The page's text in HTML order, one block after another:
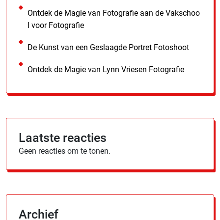
Ontdek de Magie van Fotografie aan de Vakschoo
l voor Fotografie
De Kunst van een Geslaagde Portret Fotoshoot
Ontdek de Magie van Lynn Vriesen Fotografie
Laatste reacties
Geen reacties om te tonen.
Archief